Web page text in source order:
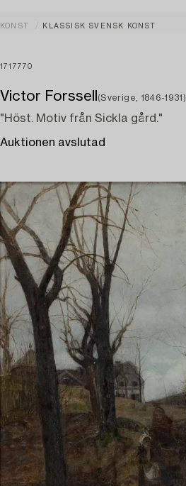
KONST KLASSISK SVENSK KONST
1717770
Victor Forssell (Sverige, 1846-1931)
"Höst. Motiv från Sickla gård."
Auktionen avslutad